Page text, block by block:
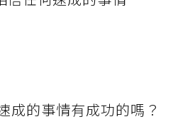
成的事情有成功的嗎？